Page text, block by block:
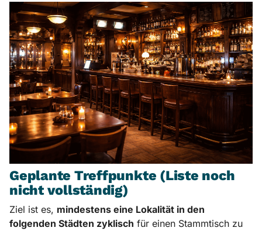
Geplante Treffpunkte (Liste noch
nicht vollständig)
Ziel ist es, mindestens eine Lokalität in den
folgenden Städten zyklisch für einen Stammtisch zu